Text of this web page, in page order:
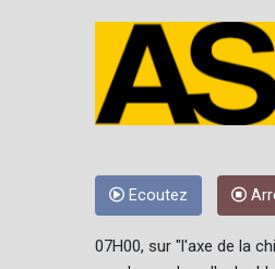
Ecoutez
07H00, sur "l'axe de la